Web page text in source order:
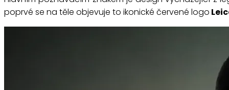
poprvé se na těle objevuje to ikonické červené logo